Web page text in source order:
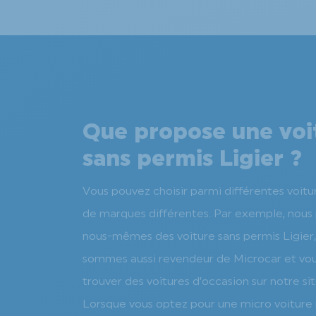
Que propose une
sans permis Ligier ?
Vous pouvez choisir parmi différentes
de marques différentes. Par exemple, nous
nous-mêmes des voiture sans permis
sommes aussi revendeur de Microcar et
trouver des voitures d’occasion sur notre
Lorsque vous optez pour une micro